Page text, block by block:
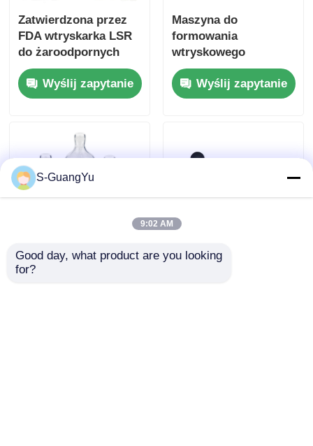
Zatwierdzona przez
FDA wtryskarka LSR
do żaroodpornych
podkładek
silikonowych o sile
zwarcia 120 ton
Wyślij zapytanie
Maszyna do
formowania
wtryskowego
ciucówki dla
niemowląt
Wyślij zapytanie
Maszyna do
Badanie przypadku:
S-GuangYu
9:02 AM
Good day, what product are you looking
for?